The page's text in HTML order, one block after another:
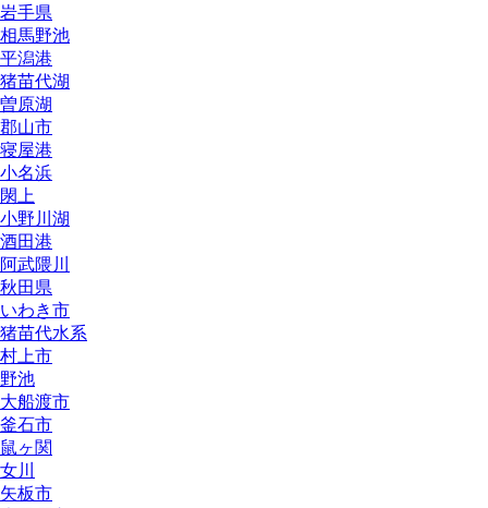
岩手県
相馬野池
平潟港
猪苗代湖
曽原湖
郡山市
寝屋港
小名浜
閖上
小野川湖
酒田港
阿武隈川
秋田県
いわき市
猪苗代水系
村上市
野池
大船渡市
釜石市
鼠ヶ関
女川
矢板市